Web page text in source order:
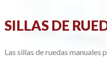
SILLAS DE
Las sillas de ruedas manuales